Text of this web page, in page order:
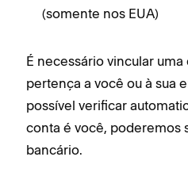
(somente nos EUA)
É necessário vincular
pertença a você ou à sua
possível verificar
conta é você, poderemos
bancário.